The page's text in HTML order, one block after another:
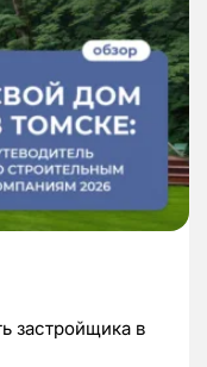
застройщика в